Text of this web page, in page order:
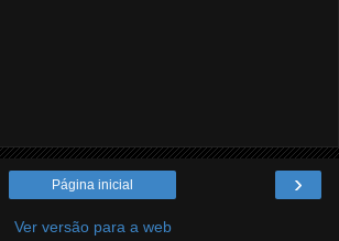
›
Página inicial
Ver versão para a web